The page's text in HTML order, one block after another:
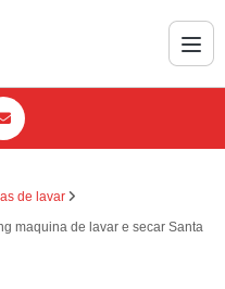
de lavar
maquina de lavar e secar Santa